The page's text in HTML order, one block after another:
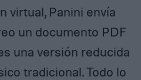
virtual, Panini envía
un documento PDF
una versión reducida
tradicional. Todo lo